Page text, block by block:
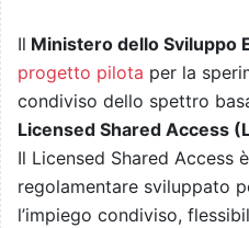
Il Ministero dello Sviluppo
progetto pilota per la
condiviso dello spettro
Licensed Shared Access
Il Licensed Shared Access
regolamentare sviluppato
l’impiego condiviso,